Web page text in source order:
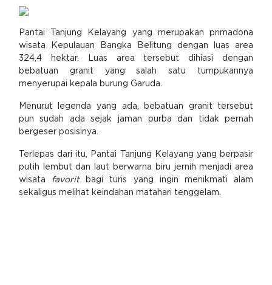
Pantai Tanjung Kelayang yang merupakan primadona
wisata Kepulauan Bangka Belitung dengan luas area
324,4 hektar. Luas area tersebut dihiasi dengan
bebatuan granit yang salah satu tumpukannya
menyerupai kepala burung Garuda.
Menurut legenda yang ada, bebatuan granit tersebut
pun sudah ada sejak jaman purba dan tidak pernah
bergeser posisinya.
Terlepas dari itu, Pantai Tanjung Kelayang yang berpasir
putih lembut dan laut berwarna biru jernih menjadi area
wisata favoritbagi turis yang ingin menikmati alam
sekaligus melihat keindahan matahari tenggelam.